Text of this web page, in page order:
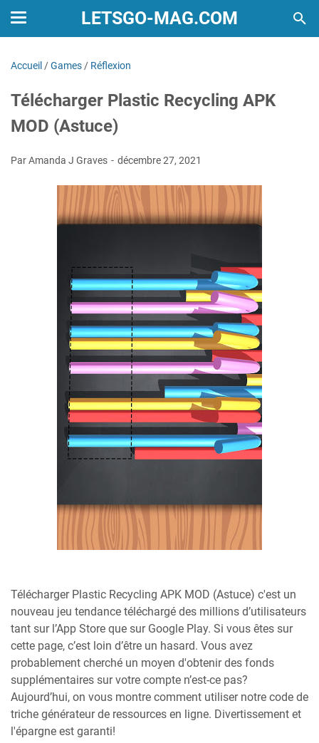
LETSGO-MAG.COM
Accueil /Games / Réflexion
Télécharger Plastic Recycling APK
MOD (Astuce)
Par Amanda J Graves décembre 27, 2021
Télécharger Plastic Recycling APK MOD (Astuce) c'est un
nouveau jeu tendance téléchargé des millions d’utilisateurs
tant sur l’App Store que sur Google Play. Si vous êtes sur
cette page, c’est loin d’être un hasard. Vous avez
probablement cherché un moyen d'obtenir des fonds
supplémentaires sur votre compte n’est-ce pas?
Aujourd’hui, on vous montre comment utiliser notre code de
triche générateur de ressources en ligne. Divertissement et
l'épargne est garanti!